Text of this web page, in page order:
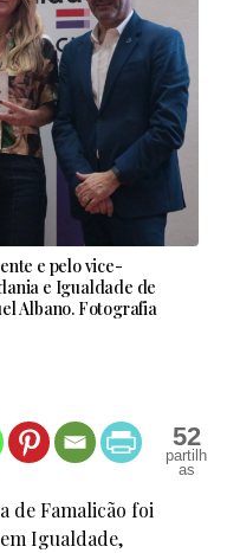
e pelo vice-
e Igualdade de
Albano. Fotografia
52
de Famalicão foi
Igualdade,